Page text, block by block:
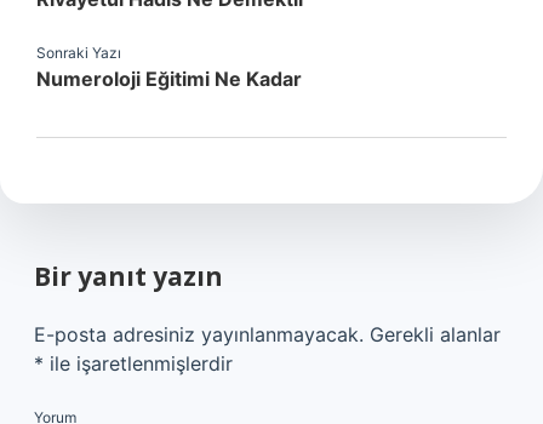
Sonraki Yazı
Numeroloji Eğitimi Ne Kadar
Bir yanıt yazın
E-posta adresiniz yayınlanmayacak. Gerekli alanlar
* ile işaretlenmişlerdir
Yorum